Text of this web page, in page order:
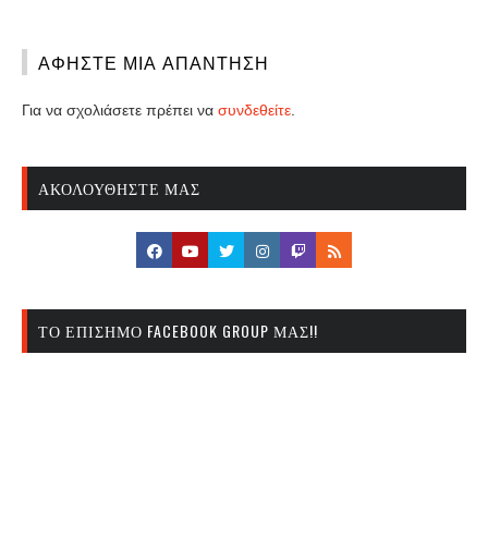
ΑΦΉΣΤΕ ΜΙΑ ΑΠΆΝΤΗΣΗ
Για να σχολιάσετε πρέπει να συνδεθείτε
ΑΚΟΛΟΥΘΉΣΤΕ ΜΑΣ
ΤΟ ΕΠΊΣΗΜΟ FACEBOOK GROUP ΜΑΣ!!